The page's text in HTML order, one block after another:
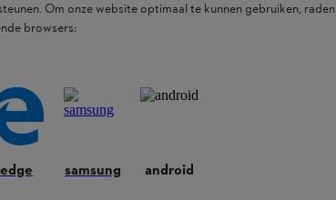
Om onze website optimaal te kunnen gebruiken, raden
browsers:
edge samsung android